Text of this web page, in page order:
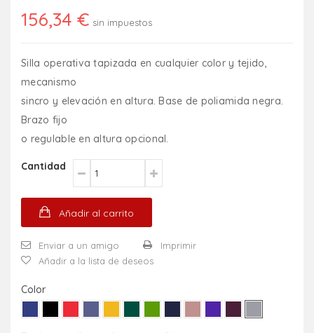
156,34 € sin impuestos
Silla operativa tapizada en cualquier color y tejido,
mecanismo
sincro y elevación en altura. Base de poliamida negra.
Brazo fijo
o regulable en altura opcional.
Cantidad
Añadir al carrito
Enviar a un amigo
Imprimir
Añadir a la lista de deseos
Color